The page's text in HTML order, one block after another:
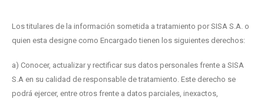
Los titulares de la información sometida a tratamiento por SISA S.A. o
quien esta designe como Encargado tienen los siguientes derechos:
a) Conocer, actualizar y rectificar sus datos personales frente a SISA
S.A en su calidad de responsable de tratamiento. Este derecho se
podrá ejercer, entre otros frente a datos parciales, inexactos,